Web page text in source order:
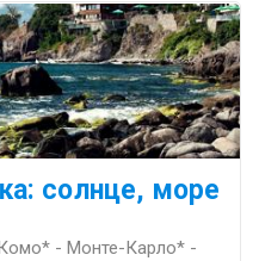
солнце, море
- Монте-Карло* -